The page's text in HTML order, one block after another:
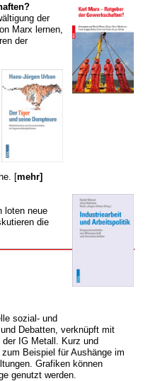
der
Marx lernen,
der
[mehr]
loten neue
die
sozial- und
Debatten, verknüpft mit
IG Metall. Kurz und
Beispiel für Aushänge im
Grafiken können
genutzt werden.